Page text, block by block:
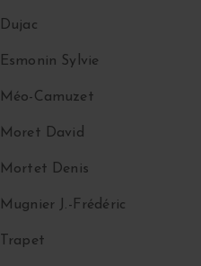
Dujac
Esmonin Sylvie
Méo-Camuzet
Moret David
Mortet Denis
Mugnier J.-Frédéric
Trapet